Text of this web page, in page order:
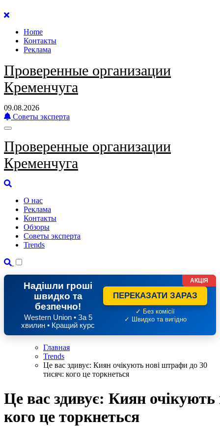
Перейти
содержанию
Home
Контакты
Реклама
Проверенные организации
Кременчуга
09.08.2026
Советы эксперта
Проверенные организации
Кременчуга
О нас
Реклама
Контакты
Обзоры
Советы эксперта
Trends
Надішли гроші
швидко та
безпечно!
Western Union • За 5
хвилин • Кращий курс
ПЕРЕКАЗАТИ ЗАРАЗ
✓ Без комісії
✓ Швидко та вигідно
АКЦІЯ
Главная
Trends
Це вас здивує: Киян очікують нові штрафи до 30
тисяч: кого це торкнеться
Це вас здивує: Киян
кого це торкнеться